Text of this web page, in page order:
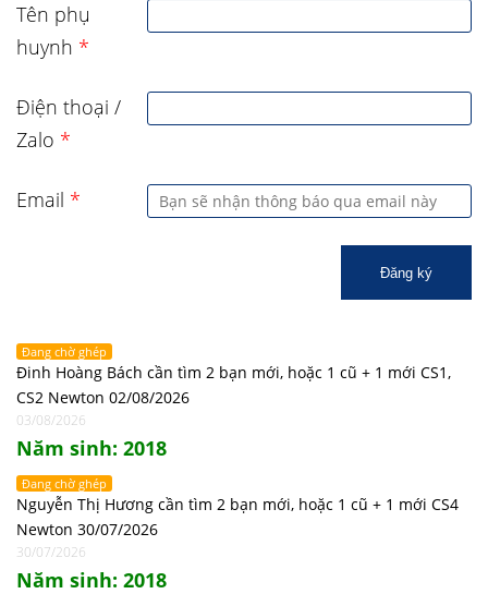
Tên phụ
huynh *
Điện thoại /
Zalo *
Email *
Đăng ký
Đang chờ ghép
Đinh Hoàng Bách cần tìm 2 bạn mới, hoặc 1 cũ + 1 mới CS1,
CS2 Newton 02/08/2026
03/08/2026
Năm sinh: 2018
Đang chờ ghép
Nguyễn Thị Hương cần tìm 2 bạn mới, hoặc 1 cũ + 1 mới CS4
Newton 30/07/2026
30/07/2026
Năm sinh: 2018